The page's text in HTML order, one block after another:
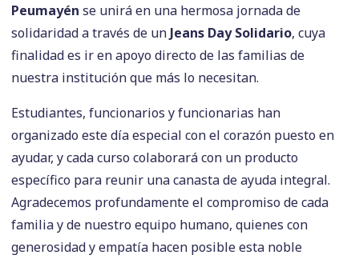
Peumayén se unirá en una hermosa jornada de
solidaridad a través de un Jeans Day Solidario, cuya
finalidad es ir en apoyo directo de las familias de
nuestra institución que más lo necesitan.
Estudiantes, funcionarios y funcionarias han
organizado este día especial con el corazón puesto en
ayudar, y cada curso colaborará con un producto
específico para reunir una canasta de ayuda integral.
Agradecemos profundamente el compromiso de cada
familia y de nuestro equipo humano, quienes con
generosidad y empatía hacen posible esta noble